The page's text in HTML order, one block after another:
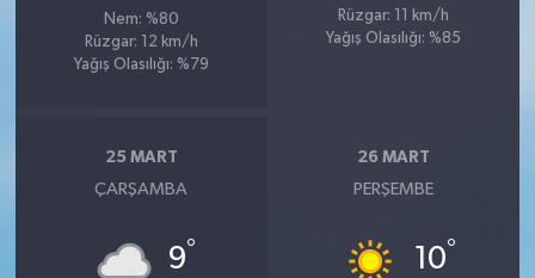
Nem: %80
Rüzgar: 12 km/h
Yağış Olasılığı: %79
Rüzgar: 11 km/h
Yağış Olasılığı: %85
25 MART
ÇARŞAMBA
9°
26 MART
PERŞEMBE
10°